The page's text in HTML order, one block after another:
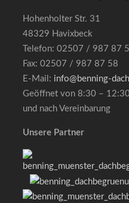
Hohenholter Str. 31
48329 Havixbeck
Telefon: 02507 / 987 87
Fax: 02507 / 987 87 58
E-Mail: info@benning-
Geöffnet von 8:30 –
und nach Vereinbarung
Unsere Partner